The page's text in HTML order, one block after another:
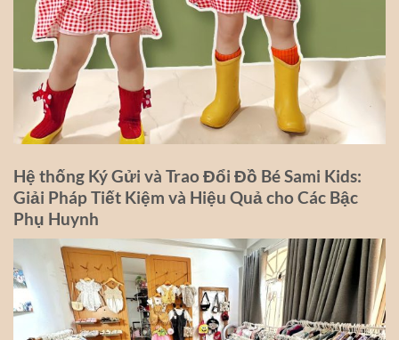
Hệ thống Ký Gửi và Trao Đổi Đồ Bé Sami Kids:
Giải Pháp Tiết Kiệm và Hiệu Quả cho Các Bậc
Phụ Huynh